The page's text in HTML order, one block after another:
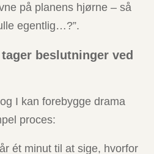
på planens hjørne – så
egentlig…?”.
beslutninger ved
I kan forebygge drama
proces:
ét minut til at sige, hvorfor